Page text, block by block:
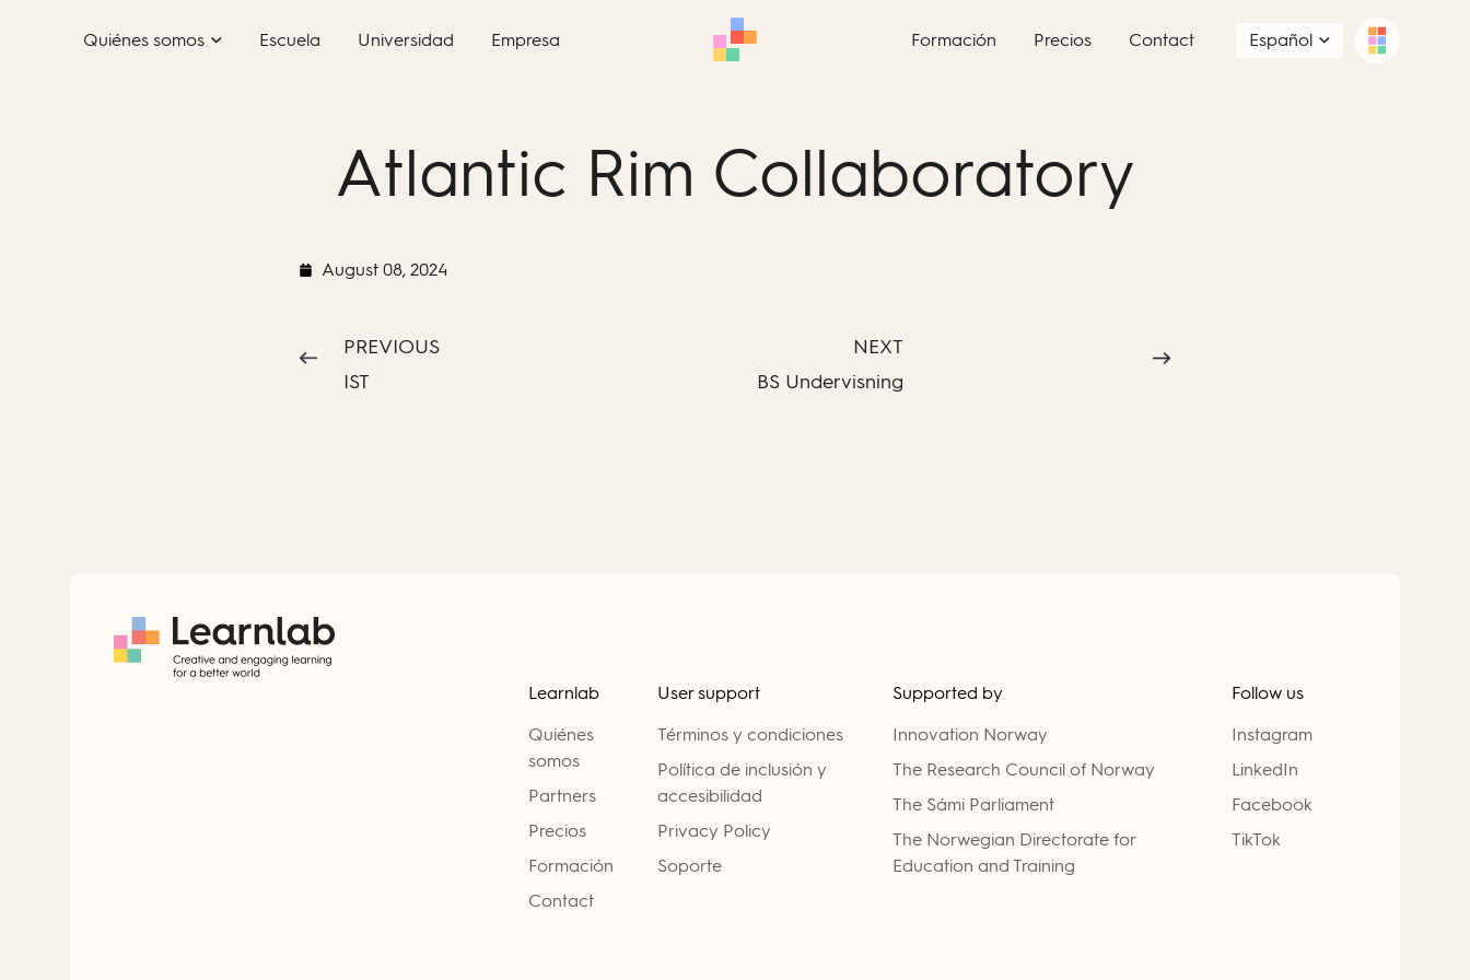
Quiénes somos Escuela Universidad Empresa Formación Precios Contact Español
Atlantic Rim Collaboratory
August 08, 2024
PREVIOUS
IST
NEXT
BS Undervisning
Learnlab
Quiénes
somos
Partners
Precios
Formación
Contact
User support
Términos y condiciones
Política de inclusión y
accesibilidad
Privacy Policy
Soporte
Supported by
Innovation Norway
The Research Council of Norway
The Sámi Parliament
The Norwegian Directorate for
Education and Training
Follow us
Instagram
LinkedIn
Facebook
TikTok